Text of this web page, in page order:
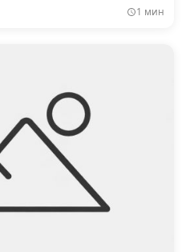
1 мин